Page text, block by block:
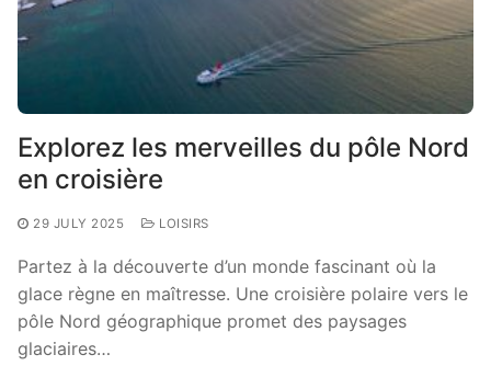
Explorez les merveilles du pôle Nord
en croisière
29 JULY 2025 LOISIRS
Partez à la découverte d’un monde fascinant où la
glace règne en maîtresse. Une croisière polaire vers le
pôle Nord géographique promet des paysages
glaciaires…